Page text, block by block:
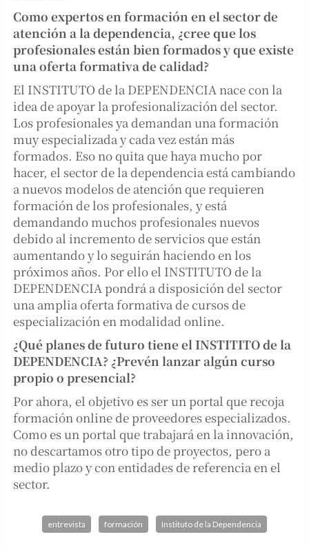
Como expertos en formación en el sector de
atención a la dependencia, ¿cree que los
profesionales están bien formados y que existe
una oferta formativa de calidad?
El INSTITUTO de la DEPENDENCIA nace con la
idea de apoyar la profesionalización del sector.
Los profesionales ya demandan una formación
muy especializada y cada vez están más
formados. Eso no quita que haya mucho por
hacer, el sector de la dependencia está cambiando
a nuevos modelos de atención que requieren
formación de los profesionales, y está
demandando muchos profesionales nuevos
debido al incremento de servicios que están
aumentando y lo seguirán haciendo en los
próximos años. Por ello el INSTITUTO de la
DEPENDENCIA pondrá a disposición del sector
una amplia oferta formativa de cursos de
especialización en modalidad online.
¿Qué planes de futuro tiene el INSTITITO de la
DEPENDENCIA? ¿Prevén lanzar algún curso
propio o presencial?
Por ahora, el objetivo es ser un portal que recoja
formación online de proveedores especializados.
Como es un portal que trabajará en la innovación,
no descartamos otro tipo de proyectos, pero a
medio plazo y con entidades de referencia en el
sector.
entrevista formación Instituto de la Dependencia